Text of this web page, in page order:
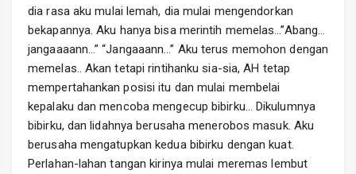
dia rasa aku mulai lemah, dia mulai mengendorkan
bekapannya. Aku hanya bisa merintih memelas…”Abang…
jangaaaann…” “Jangaaann…” Aku terus memohon dengan
memelas.. Akan tetapi rintihanku sia-sia, AH tetap
mempertahankan posisi itu dan mulai membelai
kepalaku dan mencoba mengecup bibirku… Dikulumnya
bibirku, dan lidahnya berusaha menerobos masuk. Aku
berusaha mengatupkan kedua bibirku dengan kuat.
Perlahan-lahan tangan kirinya mulai meremas lembut